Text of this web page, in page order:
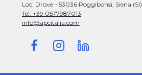
Loc. Drove - 53036 Poggibonsi, Siena (SI)
Tel. +39 0577987013
info@apcitalia.com